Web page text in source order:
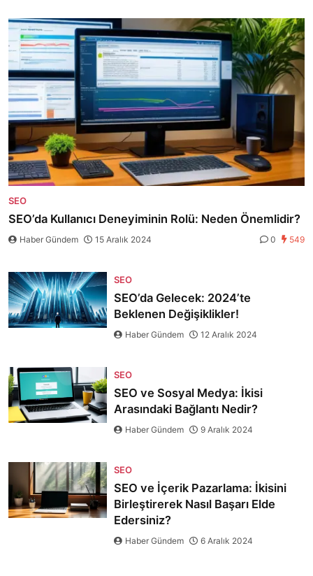
SEO
SEO’da Kullanıcı Deneyiminin Rolü: Neden Önemlidir?
Haber Gündem 15 Aralık 2024 0 549
SEO
SEO’da Gelecek: 2024’te
Beklenen Değişiklikler!
Haber Gündem 12 Aralık 2024
SEO
SEO ve Sosyal Medya: İkisi
Arasındaki Bağlantı Nedir?
Haber Gündem 9 Aralık 2024
SEO
SEO ve İçerik Pazarlama: İkisini
Birleştirerek Nasıl Başarı Elde
Edersiniz?
Haber Gündem 6 Aralık 2024